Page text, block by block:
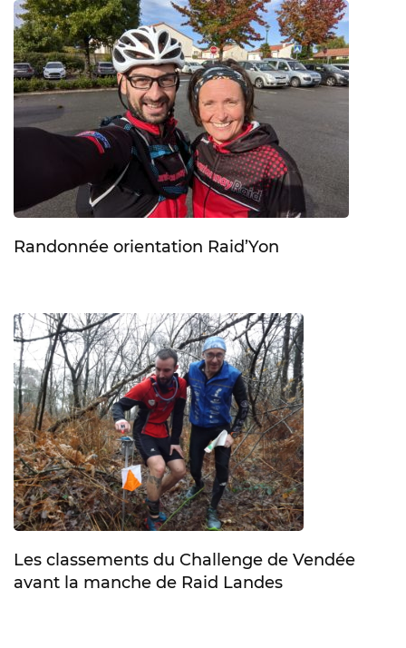
Randonnée orientation Raid’Yon
Les classements du Challenge de Vendée
avant la manche de Raid Landes